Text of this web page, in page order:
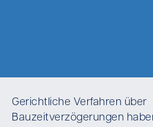
Gerichtliche Verfahren über
Bauzeitverzögerungen